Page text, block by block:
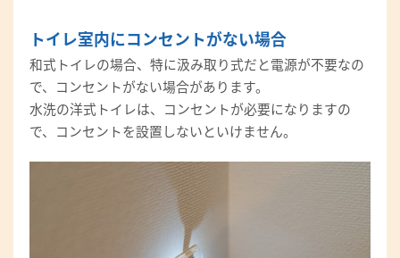
トイレ室内にコンセントがない場合
和式トイレの場合、特に汲み取り式だと電源が不要なの
で、コンセントがない場合があります。
水洗の洋式トイレは、コンセントが必要になりますの
で、コンセントを設置しないといけません。